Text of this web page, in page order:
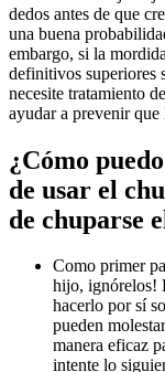
dedos antes de que
una buena
embargo, si la
definitivos superiores
necesite tratamiento
ayudar a prevenir que
¿Cómo
de usar el
de chuparse
Como primer
hijo, ignórelos!
hacerlo por sí
pueden
manera eficaz
intente lo